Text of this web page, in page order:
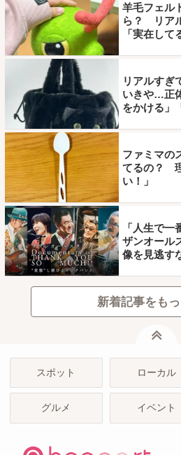
羊毛フェル
ら？ リア
「実在して
リアルす
いきや…正
をかける」
ファミマの
てるの？
い！」
「人生で
ザンオール
像を見逃す
新着記事をも
スポット ローカル
グルメ イベント